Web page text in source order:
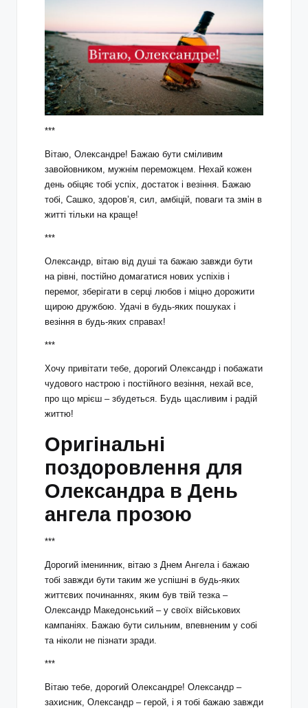
***
Вітаю, Олександре! Бажаю бути сміливим
завойовником, мужнім переможцем. Нехай кожен
день обіцяє тобі успіх, достаток і везіння. Бажаю
тобі, Сашко, здоров’я, сил, амбіцій, поваги та змін в
житті тільки на краще!
***
Олександр, вітаю від душі та бажаю завжди бути
на рівні, постійно домагатися нових успіхів і
перемог, зберігати в серці любов і міцно дорожити
щирою дружбою. Удачі в будь-яких пошуках і
везіння в будь-яких справах!
***
Хочу привітати тебе, дорогий Олександр і побажати
чудового настрою і постійного везіння, нехай все,
про що мрієш – збудеться. Будь щасливим і радій
життю!
Оригінальні
поздоровлення для
Олександра в День
ангела прозою
***
Дорогий іменинник, вітаю з Днем Ангела і бажаю
тобі завжди бути таким же успішні в будь-яких
життєвих починаннях, яким був твій тезка –
Олександр Македонський – у своїх військових
кампаніях. Бажаю бути сильним, впевненим у собі
та ніколи не пізнати зради.
***
Вітаю тебе, дорогий Олександре! Олександр –
захисник, Олександр – герой, і я тобі бажаю завжди